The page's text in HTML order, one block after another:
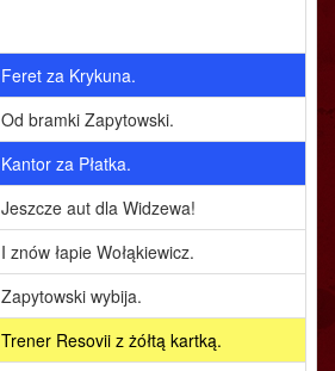
Feret za Krykuna.
Od bramki Zapytowski.
Kantor za Płatka.
Jeszcze aut dla Widzewa!
I znów łapie Wołąkiewicz.
Zapytowski wybija.
Trener Resovii z żółtą kartką.